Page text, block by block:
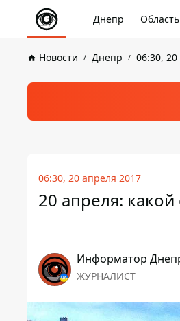
Днепр Область
Новости Днепр 06:30,
06:30, 20 апреля 2017
20 апреля:
Информатор
ЖУРНАЛИСТ